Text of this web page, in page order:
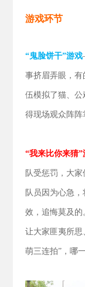
游戏环节
“鬼脸饼干”游戏
事挤眉弄眼，
伍模拟了猫、公
得现场观众阵阵
“我来比你来猜”
队受惩罚，大
队员因为心急
效，追悔莫及的
让大家匪夷所思
萌三连拍”，哪